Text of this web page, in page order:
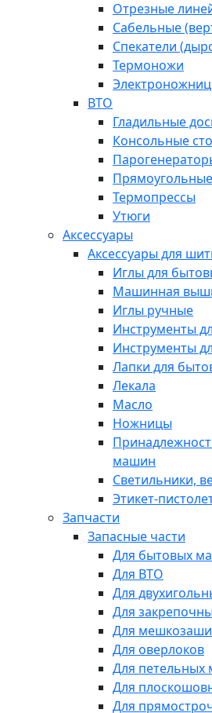
Отрезные
Сабельные
Спекатели
Термоножи
ВТО
Гладильные
Консольные
Термопрессы
Утюги
Аксессуары
Аксессуары для
Иглы для
Машинная
Иглы ручные
Инструменты
Инструменты
Лапки для
Лекала
Масло
Ножницы
машин
Светильники,
Этикет-
Запчасти
Запасные части
Для бытовых
Для ВТО
Для
Для
Для
Для оверлоков
Для петельных
Для
Для